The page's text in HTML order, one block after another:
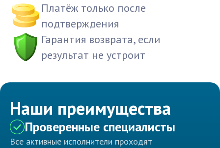
Платёж только после
подтверждения
Гарантия возврата, если
результат не устроит
Наши преимущества
Проверенные специалисты
Все активные исполнители проходят